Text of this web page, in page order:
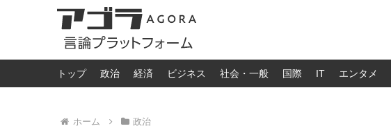
トップ 政治 経済 ビジネス 社会・一般 国際 IT エンタメ
ホーム 政治